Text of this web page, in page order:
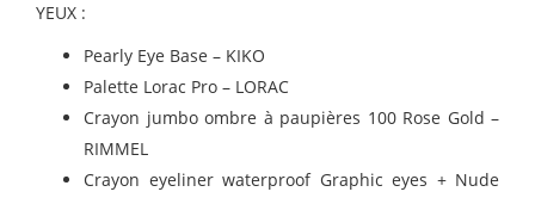
YEUX :
Pearly Eye Base – KIKO
Palette Lorac Pro – LORAC
Crayon jumbo ombre à paupières 100 Rose Gold –
RIMMEL
Crayon eyeliner waterproof Graphic eyes + Nude